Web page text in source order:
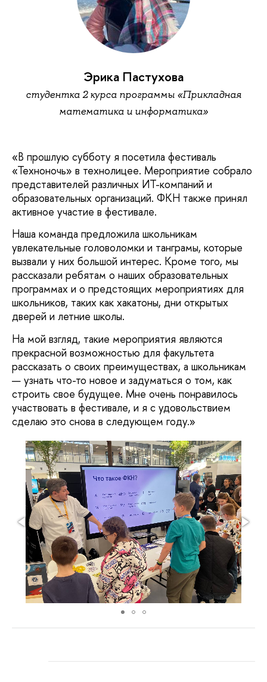
Эрика Пастухова
студентка 2 курса программы «Прикладная
математика и информатика»
«В прошлую субботу я посетила фестиваль
«Техноночь» в технолицее. Мероприятие собрало
представителей различных ИТ-компаний и
образовательных организаций. ФКН также принял
активное участие в фестивале.
Наша команда предложила школьникам
увлекательные головоломки и танграмы, которые
вызвали у них большой интерес. Кроме того, мы
рассказали ребятам о наших образовательных
программах и о предстоящих мероприятиях для
школьников, таких как хакатоны, дни открытых
дверей и летние школы.
На мой взгляд, такие мероприятия являются
прекрасной возможностью для факультета
рассказать о своих преимуществах, а школьникам
— узнать что-то новое и задуматься о том, как
строить свое будущее. Мне очень понравилось
участвовать в фестивале, и я с удовольствием
сделаю это снова в следующем году.»